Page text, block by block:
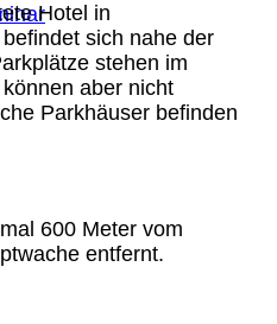
Hotel in
sich nahe der
stehen im
aber nicht
Parkhäuser befinden
600 Meter vom
entfernt.